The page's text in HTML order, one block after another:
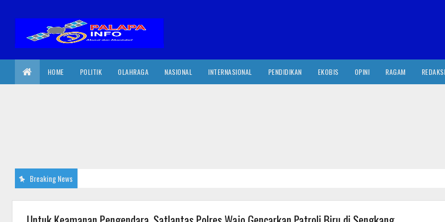
HOME POLITIK OLAHRAGA NASIONAL INTERNASIONAL PENDIDIKAN EKOBIS OPINI RAGAM REDAKSI
Breaking News